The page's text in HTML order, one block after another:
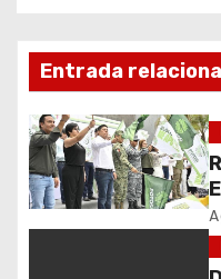
v
e
g
a
Entrada